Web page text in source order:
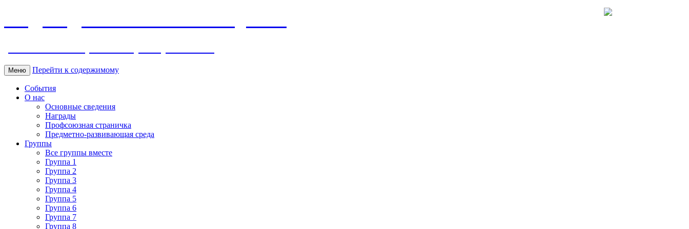
Меню Перейти к содержимому
События
О нас
Основные сведения
Награды
Профсоюзная страничка
Предметно-развивающая среда
Группы
Все группы вместе
Группа 1
Группа 2
Группа 3
Группа 4
Группа 5
Группа 6
Группа 7
Группа 8